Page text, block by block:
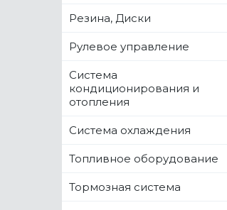
Резина, Диски
Рулевое управление
Система
кондиционирования и
отопления
Система охлаждения
Топливное оборудование
Тормозная система